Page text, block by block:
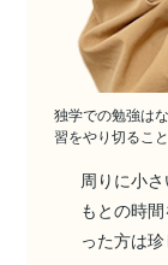
独学での勉強は
習をやり切るこ
周りに小
もとの時
った方は珍